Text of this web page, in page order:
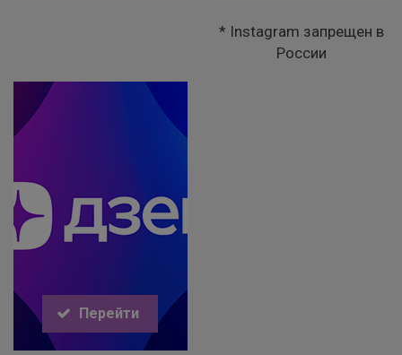
* Instagram запрещен в
России
Перейти